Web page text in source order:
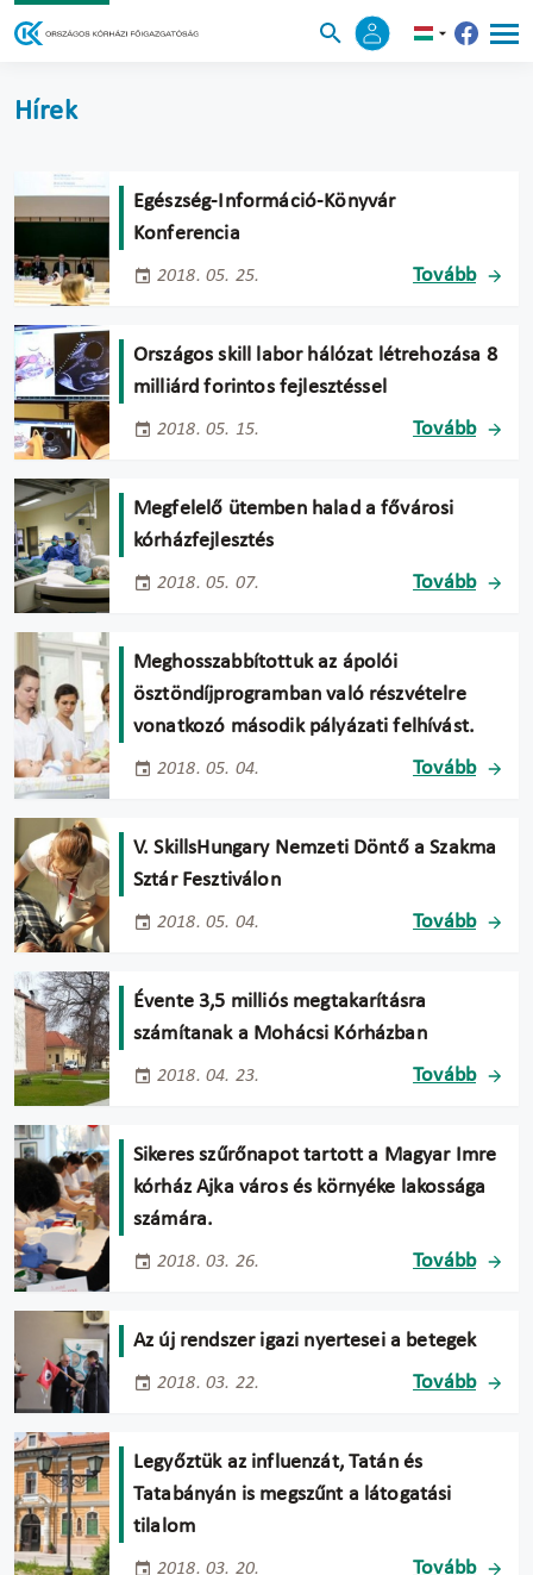
Hírek
Egészség-Információ-Könyvár
Konferencia
2018. 05. 25. Tovább
Országos skill labor hálózat létrehozása 8
milliárd forintos fejlesztéssel
2018. 05. 15. Tovább
Megfelelő ütemben halad a fővárosi
kórházfejlesztés
2018. 05. 07. Tovább
Meghosszabbítottuk az ápolói
ösztöndíjprogramban való részvételre
vonatkozó második pályázati felhívást.
2018. 05. 04. Tovább
V. SkillsHungary Nemzeti Döntő a Szakma
Sztár Fesztiválon
2018. 05. 04. Tovább
Évente 3,5 milliós megtakarításra
számítanak a Mohácsi Kórházban
2018. 04. 23. Tovább
Sikeres szűrőnapot tartott a Magyar Imre
kórház Ajka város és környéke lakossága
számára.
2018. 03. 26. Tovább
Az új rendszer igazi nyertesei a betegek
2018. 03. 22. Tovább
Legyőztük az influenzát, Tatán és
Tatabányán is megszűnt a látogatási
tilalom
2018. 03. 20. Tovább